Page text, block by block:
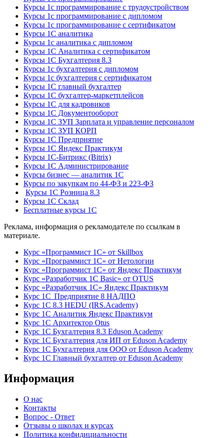
Курсы 1с программирование с трудоустройством
Курсы 1с программирование с дипломом
Курсы 1с программирование с сертификатом
Курсы 1С аналитика
Курсы 1с аналитика с дипломом
Курсы 1С Аналитика с сертификатом
Курсы 1С Бухгалтерия 8.3
Курсы 1с бухгалтерия с дипломом
Курсы 1с бухгалтерия с сертификатом
Курсы 1С главный бухгалтер
Курсы 1С бухгалтер-маркетплейсов
Курсы 1С для кадровиков
Курсы 1С Документооборот
Курсы 1С ЗУП Зарплата и управление персоналом
Курсы 1С ЗУП КОРП
Курсы 1С Предприятие
Курсы 1С Яндекс Практикум
Курсы 1С-Битрикс (Bitrix)
Курсы 1С Администрирование
Курсы бизнес — аналитик 1С
Курсы по закупкам по 44‑ФЗ и 223‑ФЗ
Курсы 1С Розница 8.3
Курсы 1С Склад
Бесплатные курсы 1С
Реклама, информация о рекламодателе по ссылкам в
материале.
Курс «Программист 1С» от Skillbox
Курс «Программист 1С» от Нетологии
Курс «Программист 1С» от Яндекс Практикум
Курс «Разработчик 1С Basic» от OTUS
Курс «Разработчик 1С» Яндекс Практикум
Курс 1С Предприятие 8 НАДПО
Курс 1С 8.3 HEDU (IRS.Academy)
Курс 1С Аналитик Яндекс Практикум
Курс 1С Архитектор Otus
Курс 1С Бухгалтерия 8.3 Eduson Academy
Курс 1С Бухгалтерия для ИП от Eduson Academy
Курс 1С Бухгалтерия для ООО от Eduson Academy
Курс 1С Главный бухгалтер от Eduson Academy
Информация
О нас
Контакты
Вопрос - Ответ
Отзывы о школах и курсах
Политика конфидициальности